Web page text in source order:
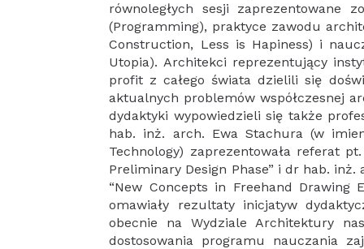
równoległych sesji zaprezentowane
(Programming), praktyce zawodu
Construction, Less is Hapiness) i
Utopia). Architekci reprezentujący
profit z całego świata dzielili się
aktualnych problemów współczesnej
dydaktyki wypowiedzieli się także
hab. inż. arch. Ewa Stachura (w
Technology) zaprezentowała referat
Preliminary Design Phase” i dr hab.
“New Concepts in Freehand Drawing
omawiały rezultaty inicjatyw
obecnie na Wydziale Architektury
dostosowania programu nauczania